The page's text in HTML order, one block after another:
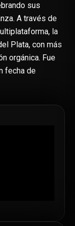
sus
A través de
la
Plata, con más
orgánica. Fue
fecha de